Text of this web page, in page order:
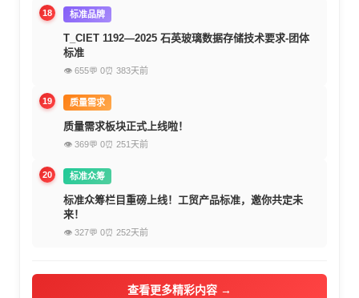
18 标准品牌
T_CIET 1192—2025 石英玻璃数据存储技术要求-团体
标准
👁 655💬 0⏰ 383天前
19 质量需求
质量需求板块正式上线啦！
👁 369💬 0⏰ 251天前
20 标准众筹
标准众筹栏目重磅上线！工贸产品标准，邀你共定未
来！
👁 327💬 0⏰ 252天前
查看更多精彩内容 →